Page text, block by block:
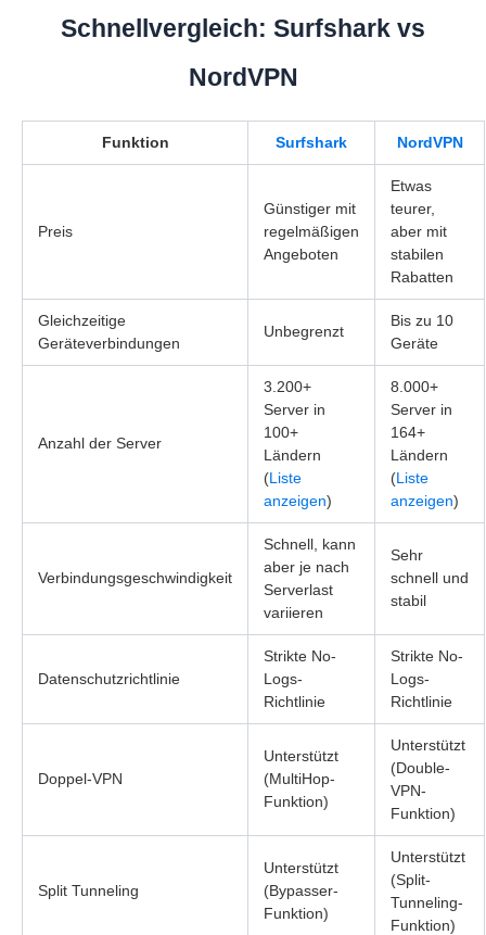
Schnellvergleich: Surfshark vs
NordVPN
Funktion Surfshark NordVPN
Preis
Günstiger mit
regelmäßigen
Angeboten
Etwas
teurer,
aber mit
stabilen
Rabatten
Gleichzeitige
Geräteverbindungen
Unbegrenzt
Bis zu 10
Geräte
Anzahl der Server
3.200+
Server in
100+
Ländern
(Liste
anzeigen)
8.000+
Server in
164+
Ländern
(Liste
anzeigen)
Verbindungsgeschwindigkeit
Schnell, kann
aber je nach
Serverlast
variieren
Sehr
schnell und
stabil
Datenschutzrichtlinie
Strikte No-
Logs-
Richtlinie
Strikte No-
Logs-
Richtlinie
Doppel-VPN
Unterstützt
(MultiHop-
Funktion)
Unterstützt
(Double-
VPN-
Funktion)
Split Tunneling
Unterstützt
(Bypasser-
Funktion)
Unterstützt
(Split-
Tunneling-
Funktion)